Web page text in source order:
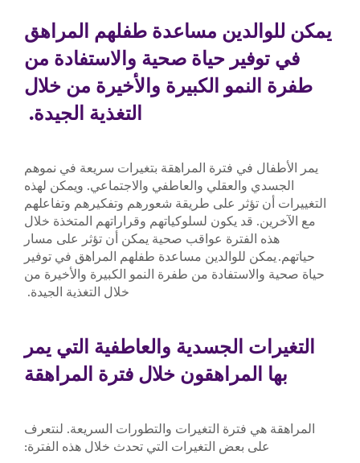
يمكن للوالدين مساعدة طفلهم المراهق
في توفير حياة صحية والاستفادة من
طفرة النمو الكبيرة والأخيرة من خلال
التغذية الجيدة.
يمر الأطفال في فترة المراهقة بتغيرات سريعة في نموهم
الجسدي والعقلي والعاطفي والاجتماعي. ويمكن لهذه
التغييرات أن تؤثر على طريقة شعورهم وتفكيرهم وتفاعلهم
مع الآخرين. قد يكون لسلوكياتهم وقراراتهم المتخذة خلال
هذه الفترة عواقب صحية يمكن أن تؤثر على مسار
حياتهم. يمكن للوالدين مساعدة طفلهم المراهق في توفير
حياة صحية والاستفادة من طفرة النمو الكبيرة والأخيرة من
خلال التغذية الجيدة.
التغيرات الجسدية والعاطفية التي يمر
بها المراهقون خلال فترة المراهقة
المراهقة هي فترة التغيرات والتطورات السريعة. لنتعرف
على بعض التغيرات التي تحدث خلال هذه الفترة: